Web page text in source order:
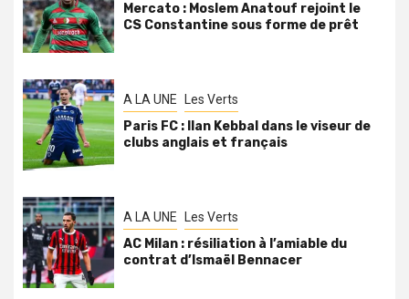
Mercato : Moslem Anatouf rejoint le
CS Constantine sous forme de prêt
A LA UNE Les Verts
Paris FC : Ilan Kebbal dans le viseur de
clubs anglais et français
A LA UNE Les Verts
AC Milan : résiliation à l’amiable du
contrat d’Ismaël Bennacer